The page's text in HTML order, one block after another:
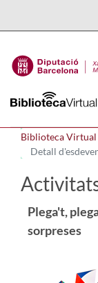
Biblioteca Virtual
Detall
Plega't,
sorpreses